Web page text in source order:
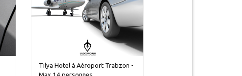
Tilya Hotel à Aéroport Trabzon -